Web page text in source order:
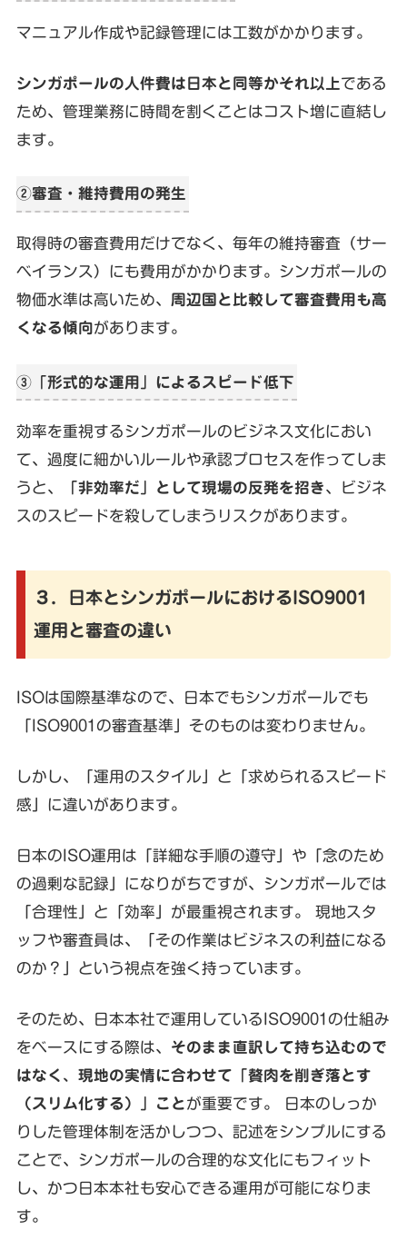
マニュアル作成や記録管理には工数がかかります。
シンガポールの人件費は日本と同等かそれ以上である
ため、管理業務に時間を割くことはコスト増に直結し
ます。
②審査・維持費用の発生
取得時の審査費用だけでなく、毎年の維持審査（サー
ベイランス）にも費用がかかります。シンガポールの
物価水準は高いため、 周辺国と比較して審査費用も高
くなる傾向があります。
③「形式的な運用」によるスピード低下
効率を重視するシンガポールのビジネス文化におい
て、過度に細かいルールや承認プロセスを作ってしま
うと、
「非効率だ」として現場の反発を招き、ビジネ
スのスピードを殺してしまうリスクがあります。
３．日本とシンガポールにおけるISO9001
運用と審査の違い
ISOは国際基準なので、日本でもシンガポールでも
「ISO9001の審査基準」そのものは変わりません。
しかし、「運用のスタイル」と「求められるスピード
感」に違いがあります。
日本のISO運用は「詳細な手順の遵守」や「念のため
の過剰な記録」になりがちですが、シンガポールでは
「合理性」と「効率」が最重視されます。 現地スタ
ッフや審査員は、「その作業はビジネスの利益になる
のか？」という視点を強く持っています。
そのため、日本本社で運用しているISO9001の仕組み
をベースにする際は、 そのまま直訳して持ち込むので
はなく、現地の実情に合わせて「贅肉を削ぎ落とす
（スリム化する）」こと が重要です。 日本のしっか
りした管理体制を活かしつつ、記述をシンプルにする
ことで、シンガポールの合理的な文化にもフィット
し、かつ日本本社も安心できる運用が可能になりま
す。